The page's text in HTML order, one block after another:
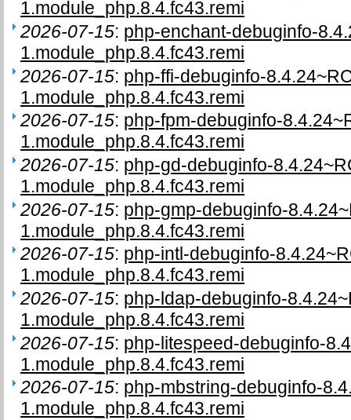
1.module_php.8.4.fc43.remi
2026-07-15: php-enchant-debuginfo-
1.module_php.8.4.fc43.remi
2026-07-15: php-ffi-debuginfo-
1.module_php.8.4.fc43.remi
2026-07-15: php-fpm-debuginfo-
1.module_php.8.4.fc43.remi
2026-07-15: php-gd-debuginfo-
1.module_php.8.4.fc43.remi
2026-07-15: php-gmp-debuginfo-
1.module_php.8.4.fc43.remi
2026-07-15: php-intl-debuginfo-
1.module_php.8.4.fc43.remi
2026-07-15: php-ldap-debuginfo-
1.module_php.8.4.fc43.remi
2026-07-15: php-litespeed-debuginfo-
1.module_php.8.4.fc43.remi
2026-07-15: php-mbstring-debuginfo-
1.module_php.8.4.fc43.remi